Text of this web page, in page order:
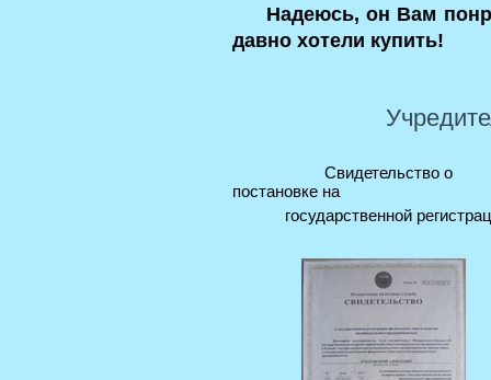
Надеюсь, он Вам
давно хотели купить!
постановке на
государственной